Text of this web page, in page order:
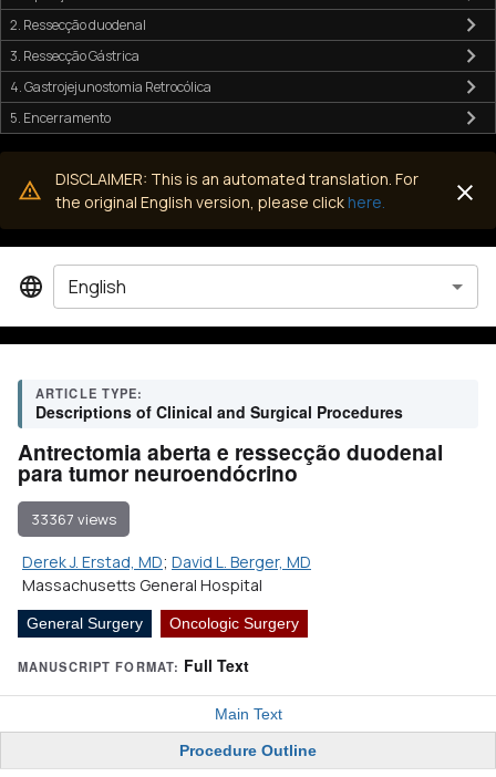
2. Ressecção duodenal
3. Ressecção Gástrica
4. Gastrojejunostomia Retrocólica
5. Encerramento
DISCLAIMER: This is an automated translation. For
the original English version, please click here.
ARTICLE TYPE:
Descriptions of Clinical and Surgical Procedures
Antrectomia aberta e ressecção duodenal
para tumor neuroendócrino
33367 views
Derek J. Erstad, MD; David L. Berger, MD
Massachusetts General Hospital
General Surgery Oncologic Surgery
MANUSCRIPT FORMAT: Full Text
Main Text
Procedure Outline
English